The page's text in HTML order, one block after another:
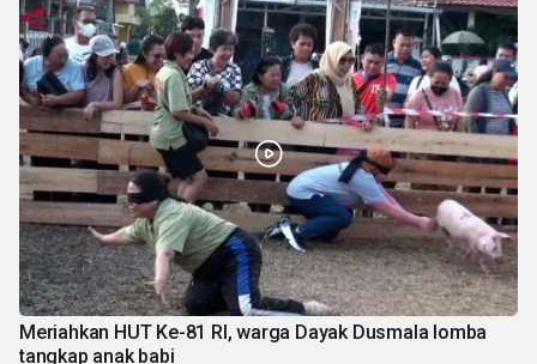
Meriahkan HUT Ke-81 RI, warga Dayak Dusmala lomba
tangkap anak babi